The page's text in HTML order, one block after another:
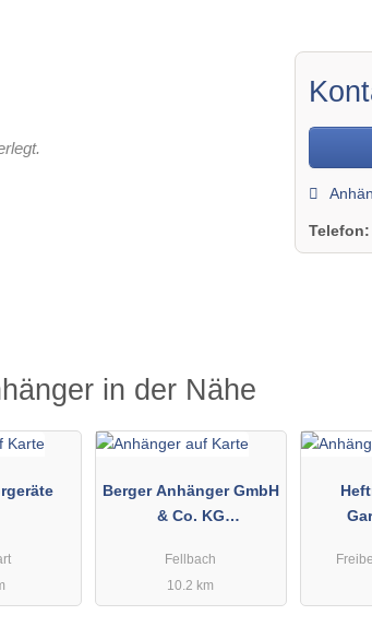
in der Nähe
Berger Anhänger GmbH
& Co. KG
Fellbach
10.2 km